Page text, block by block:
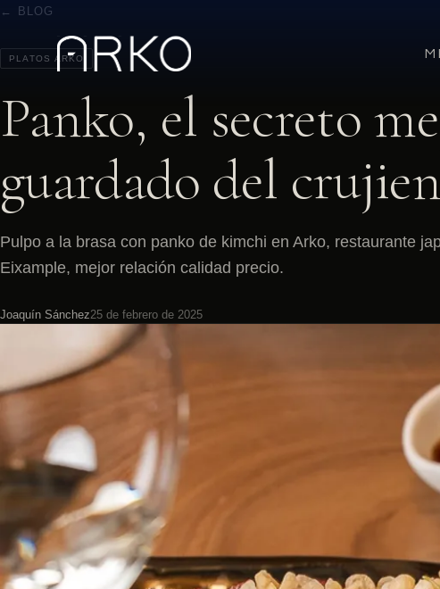
← BLOG
PLATOS ARKO
Panko, el secreto
guardado del
Pulpo a la brasa con panko de kimchi en Arko, restaurante
Eixample, mejor relación calidad precio.
Joaquín Sánchez25 de febrero de 2025